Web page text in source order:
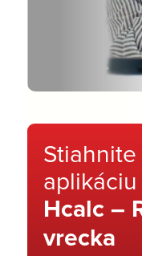
aplikáciu
Hcalc –
vrecka